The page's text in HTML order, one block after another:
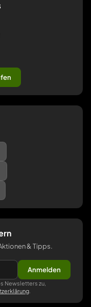
& Tipps.
Anmelden
Newsletters zu,